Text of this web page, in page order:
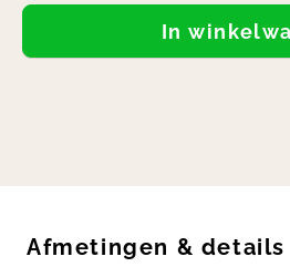
In
Afmetingen & details